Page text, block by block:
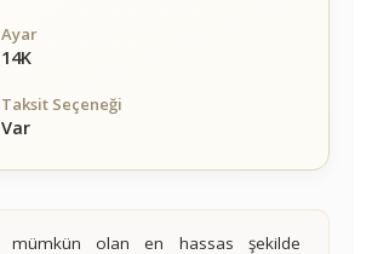
Ayar
14K
Taksit Seçeneği
Var
olan en hassas şekilde